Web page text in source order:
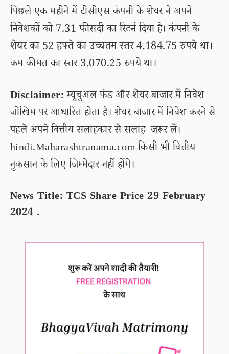
पिछले एक महीने में टीसीएस कंपनी के शेयर ने अपने
निवेशकों को 7.31 फीसदी का रिटर्न दिया है। कंपनी के
शेयर का 52 हफ्ते का उच्चतम स्तर 4,184.75 रुपये था।
कम कीमत का स्तर 3,070.25 रुपये था।
Disclaimer:म्यूचुअल फंड और शेयर बाजार में निवेश
जोखिम पर आधारित होता है। शेयर बाजार में निवेश करने से
पहले अपने वित्तीय सलाहकार से सलाह जरूर लें।
hindi.Maharashtranama.com किसी भी वित्तीय
नुकसान के लिए जिम्मेदार नहीं होंगे।
News Title: TCS Share Price 29 February
2024 .